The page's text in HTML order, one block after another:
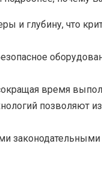
и глубину, что
время
позволяют